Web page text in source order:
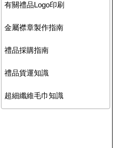
有關禮品Logo印刷
金屬襟章製作指南
禮品採購指南
禮品貨運知識
超細纖維毛巾知識